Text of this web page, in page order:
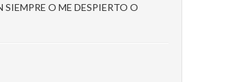
O ME DESPIERTO O